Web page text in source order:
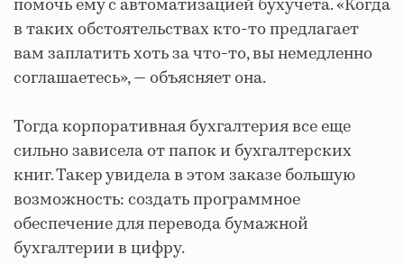
помочь ему с автоматизацией бухучета. «Когда
в таких обстоятельствах кто-то предлагает
вам заплатить хоть за что-то, вы немедленно
соглашаетесь», — объясняет она.
Тогда корпоративная бухгалтерия все еще
сильно зависела от папок и бухгалтерских
книг. Такер увидела в этом заказе большую
возможность: создать программное
обеспечение для перевода бумажной
бухгалтерии в цифру.